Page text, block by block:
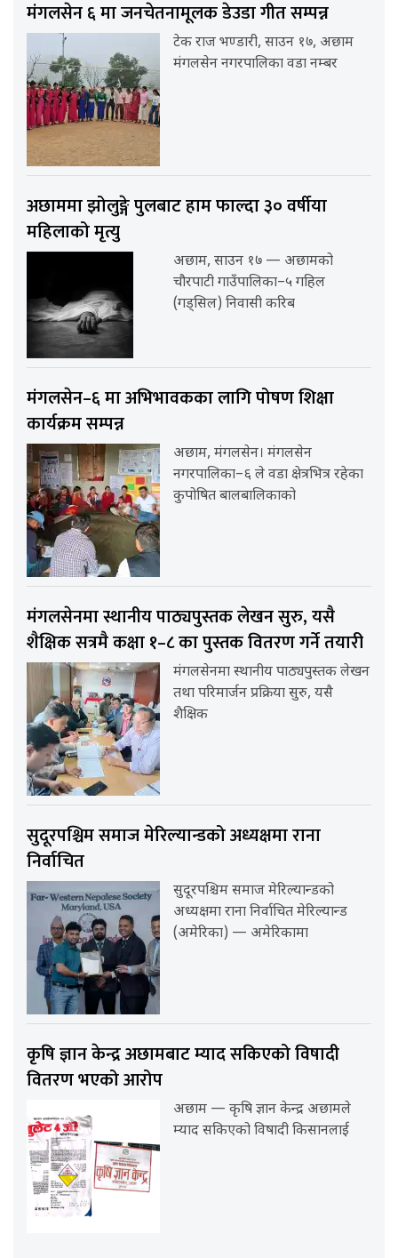
मंगलसेन ६ मा जनचेतनामूलक डेउडा गीत सम्पन्न
टेक राज भण्डारी, साउन १७, अछाम
मंगलसेन नगरपालिका वडा नम्बर
अछाममा झोलुङ्गे पुलबाट हाम फाल्दा ३० वर्षीया
महिलाको मृत्यु
अछाम, साउन १७ — अछामको
चौरपाटी गाउँपालिका–५ गहिल
(गड्सिल) निवासी करिब
मंगलसेन–६ मा अभिभावकका लागि पोषण शिक्षा
कार्यक्रम सम्पन्न
अछाम, मंगलसेन। मंगलसेन
नगरपालिका–६ ले वडा क्षेत्रभित्र रहेका
कुपोषित बालबालिकाको
मंगलसेनमा स्थानीय पाठ्यपुस्तक लेखन सुरु, यसै
शैक्षिक सत्रमै कक्षा १–८ का पुस्तक वितरण गर्ने तयारी
मंगलसेनमा स्थानीय पाठ्यपुस्तक लेखन
तथा परिमार्जन प्रक्रिया सुरु, यसै
शैक्षिक
सुदूरपश्चिम समाज मेरिल्यान्डको अध्यक्षमा राना
निर्वाचित
सुदूरपश्चिम समाज मेरिल्यान्डको
अध्यक्षमा राना निर्वाचित मेरिल्यान्ड
(अमेरिका) — अमेरिकामा
कृषि ज्ञान केन्द्र अछामबाट म्याद सकिएको विषादी
वितरण भएको आरोप
अछाम — कृषि ज्ञान केन्द्र अछामले
म्याद सकिएको विषादी किसानलाई